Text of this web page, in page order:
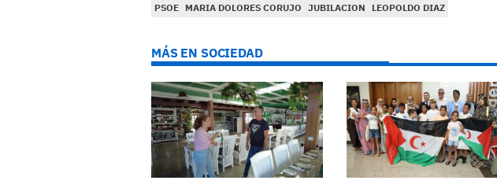
PSOE MARIA DOLORES CORUJO JUBILACION LEOPOLDO DIAZ
MÁS EN SOCIEDAD